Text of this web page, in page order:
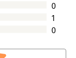
0
1
0